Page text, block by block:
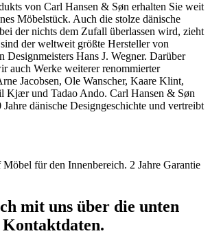
von Carl Hansen & Søn erhalten Sie weit
Möbelstück. Auch die stolze dänische
der nichts dem Zufall überlassen wird, zieht
der weltweit größte Hersteller von
Designmeisters Hans J. Wegner. Darüber
auch Werke weiterer renommierter
Jacobsen, Ole Wanscher, Kaare Klint,
und Tadao Ando. Carl Hansen & Søn
dänische Designgeschichte und vertreibt
für den Innenbereich. 2 Jahre Garantie
mit uns über die unten
Kontaktdaten.